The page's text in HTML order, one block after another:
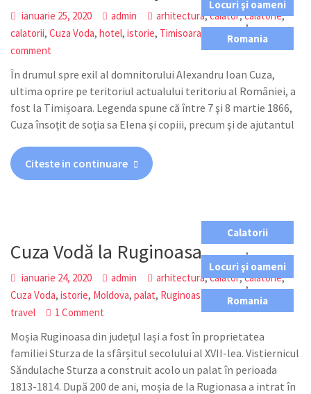
Locuri şi oameni
,
Romania
ianuarie 25, 2020 admin arhitectura,calator,calatorie,
calatorii,Cuza Voda,hotel,istorie, Timisoara travel
Leave a
comment
În drumul spre exil al domnitorului Alexandru Ioan Cuza,
ultima oprire pe teritoriul actualului teritoriu al României, a
fost la Timișoara. Legenda spune că între 7 şi 8 martie 1866,
Cuza însoţit de soţia sa Elena şi copiii, precum şi de ajutantul
Citeste in continuare
Calatorii
,
Locuri şi oameni
,
Romania
Cuza Vodă la Ruginoasa
ianuarie 24, 2020 admin arhitectura,calator,calatorie,
Cuza Voda,istorie, Moldova,palat, Ruginoasa Transilvania,
travel 1 Comment
Moșia Ruginoasa din județul Iași a fost în proprietatea
familiei Sturza de la sfârșitul secolului al XVII-lea. Vistiernicul
Săndulache Sturza a construit acolo un palat în perioada
1813-1814. După 200 de ani, moșia de la Rugionasa a intrat în